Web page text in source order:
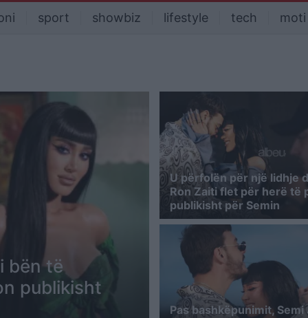
sport showbiz lifestyle tech moti
bën të
publikisht
U përfolën për një lidhje
Ron Zaiti flet për herë të
publikisht për Semin
Pas bashkëpunimit, Semi